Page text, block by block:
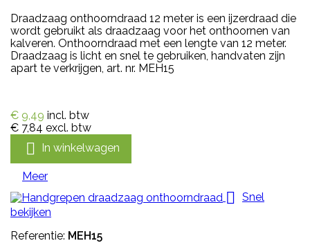
Draadzaag onthoorndraad 12 meter is een ijzerdraad die
wordt gebruikt als draadzaag voor het onthoornen van
kalveren. Onthoorndraad met een lengte van 12 meter.
Draadzaag is licht en snel te gebruiken, handvaten zijn
apart te verkrijgen, art. nr. MEH15
€ 9,49 incl. btw
€ 7,84 excl. btw
 In winkelwagen
Meer
 Snel
bekijken
Referentie: MEH15